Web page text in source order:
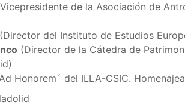
de la Asociación de
(Director del Instituto de Estudios
(Director de la Cátedra de
Honorem´ del ILLA-CSIC.